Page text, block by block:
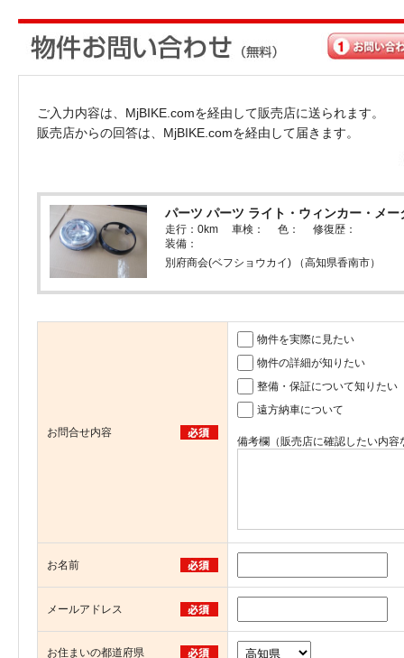
ご入力内容は、MjBIKE.comを経由して販売店に送られます。
販売店からの回答は、MjBIKE.comを経由して届きます。
パーツ パーツ ライト・ウィンカー・メ
走行：0km 車検： 色： 修復歴：
装備：
別府商会(ベフショウカイ) （高知県香南市）
お問合せ内容
物件を実際に見たい
物件の詳細が知りたい
整備・保証について知りたい
遠方納車について
備考欄（販売店に確認したい内
お名前
メールアドレス
お住まいの都道府県